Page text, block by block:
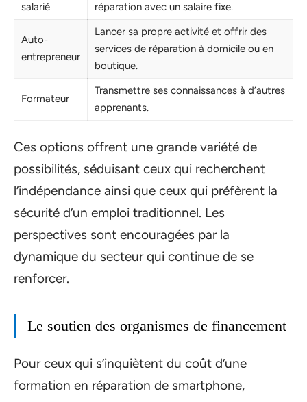
salarié
réparation avec un salaire fixe.
Auto-
entrepreneur
Lancer sa propre activité et offrir des
services de réparation à domicile ou en
boutique.
Formateur
Transmettre ses connaissances à d’autres
apprenants.
Ces options offrent une grande variété de
possibilités, séduisant ceux qui recherchent
l’indépendance ainsi que ceux qui préfèrent la
sécurité d’un emploi traditionnel. Les
perspectives sont encouragées par la
dynamique du secteur qui continue de se
renforcer.
Le soutien des organismes de financement
Pour ceux qui s’inquiètent du coût d’une
formation en réparation de smartphone,